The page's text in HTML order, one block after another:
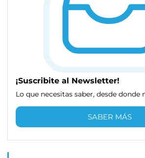
¡Suscribite al Newsletter!
Lo que necesitas saber, desde donde
SABER MÁS